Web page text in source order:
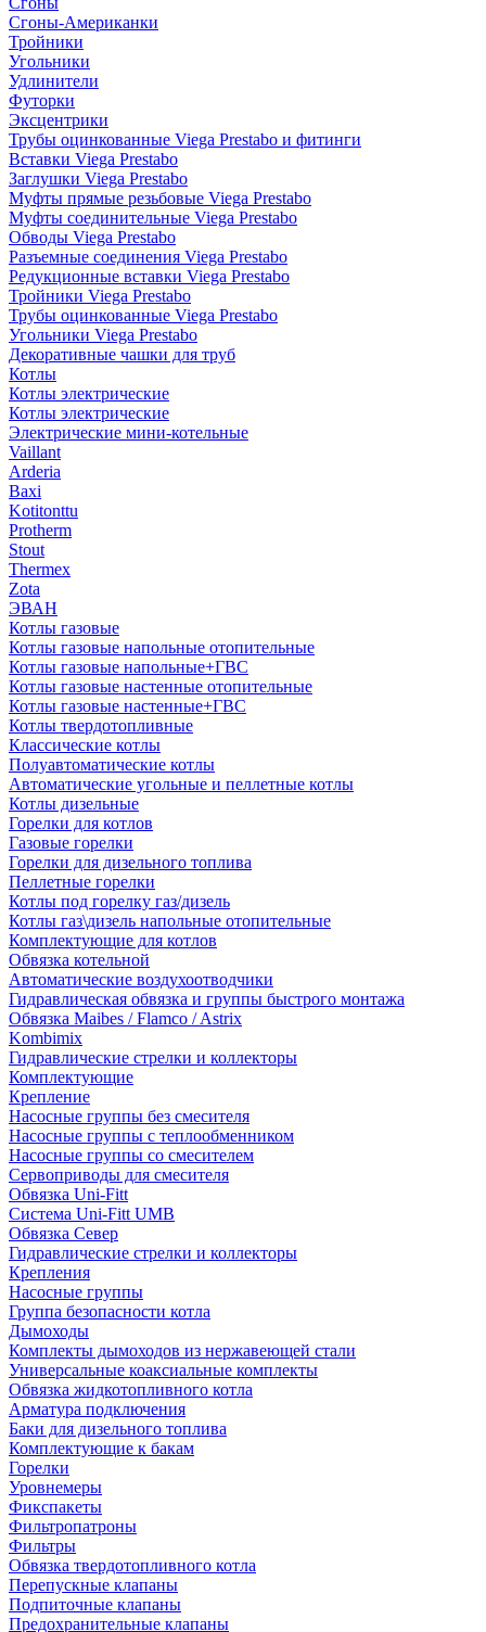
Сгоны-Американки
Тройники
Угольники
Удлинители
Футорки
Эксцентрики
Трубы оцинкованные Viega Prestabo и фитинги
Вставки Viega Prestabo
Заглушки Viega Prestabo
Муфты прямые резьбовые Viega Prestabo
Муфты соединительные Viega Prestabo
Обводы Viega Prestabo
Разъемные соединения Viega Prestabo
Редукционные вставки Viega Prestabo
Тройники Viega Prestabo
Трубы оцинкованные Viega Prestabo
Угольники Viega Prestabo
Декоративные чашки для труб
Котлы
Котлы электрические
Котлы электрические
Электрические мини-котельные
Vaillant
Arderia
Baxi
Kotitonttu
Protherm
Stout
Thermex
Zota
ЭВАН
Котлы газовые
Котлы газовые напольные отопительные
Котлы газовые напольные+ГВС
Котлы газовые настенные отопительные
Котлы газовые настенные+ГВС
Котлы твердотопливные
Классические котлы
Полуавтоматические котлы
Автоматические угольные и пеллетные котлы
Котлы дизельные
Горелки для котлов
Газовые горелки
Горелки для дизельного топлива
Пеллетные горелки
Котлы под горелку газ/дизель
Котлы газ\дизель напольные отопительные
Комплектующие для котлов
Обвязка котельной
Автоматические воздухоотводчики
Гидравлическая обвязка и группы быстрого монтажа
Обвязка Maibes / Flamco / Astrix
Kombimix
Гидравлические стрелки и коллекторы
Комплектующие
Крепление
Насосные группы без смесителя
Насосные группы с теплообменником
Насосные группы со смесителем
Сервоприводы для смесителя
Обвязка Uni-Fitt
Система Uni-Fitt UMB
Обвязка Север
Гидравлические стрелки и коллекторы
Крепления
Насосные группы
Группа безопасности котла
Дымоходы
Комплекты дымоходов из нержавеющей стали
Универсальные коаксиальные комплекты
Обвязка жидкотопливного котла
Арматура подключения
Баки для дизельного топлива
Комплектующие к бакам
Горелки
Уровнемеры
Фикспакеты
Фильтропатроны
Фильтры
Обвязка твердотопливного котла
Перепускные клапаны
Подпиточные клапаны
Предохранительные клапаны